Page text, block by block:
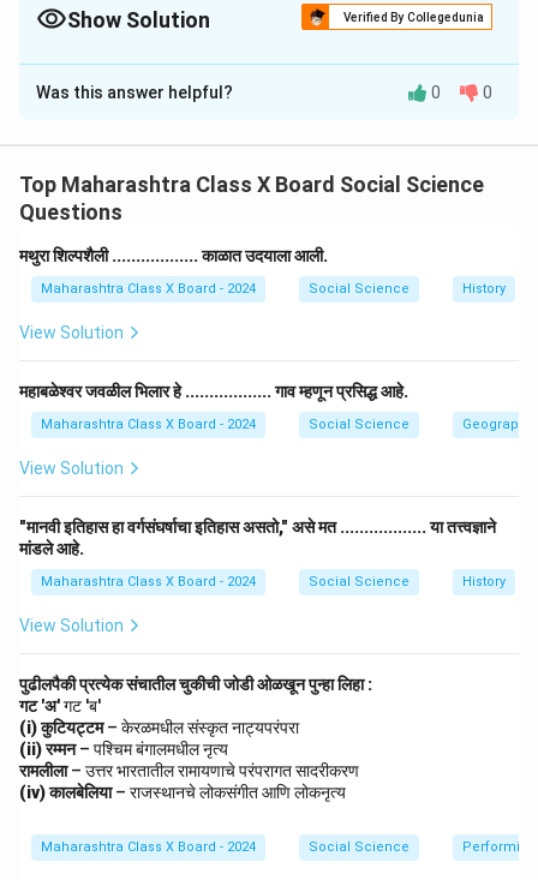
शोधून लिहा.Show Solution Verified By Collegedunia
Solution and Explanation
(1) 'हॉकीचे जादूगार' कोणाला म्हणतात?
(2) भारतात मेजर ध्यानचंद यांचा जन्मदिवस काय म्हणून साजरा केला
जातो?
उत्तर:उताऱ्यानुसार, भारतात मेजर ध्यानचंद यांचा जन्मदिवस (29
ऑगस्ट) 'राष्ट्रीय क्रीडा दिवस' म्हणून साजरा केला जातो.
लिहा.
उत्कृष्ट होती. उताऱ्यानुसार:
1928 आणि 1932 च्या ऑलिंपिकमध्ये सुवर्णपदक जिंकणाऱ्या
भारतीय हॉकी संघाचे ते सदस्य होते.
हॉकी संघाने सुवर्णपदक जिंकले.
अशाप्रकारे, त्यांनी सलग तीन ऑलिंपिकमध्ये भारताला सुवर्णपदक
मिळवून देण्यात मोलाचा वाटा उचलला.
Download Solution in PDF
Was this answer helpful? 0 0
Top Maharashtra Class X Board Social Science
Questions
मथुरा शिल्पशैली .................. काळात उदयाला आली.
Maharashtra Class X Board - 2024 Social Science History
View Solution
महाबळेश्वर जवळील भिलार हे .................. गाव म्हणून प्रसिद्ध आहे.
Maharashtra Class X Board - 2024 Social Science Geography
View Solution
"मानवी इतिहास हा वर्गसंघर्षाचा इतिहास असतो," असे मत .................. या तत्त्वज्ञाने
मांडले आहे.
Maharashtra Class X Board - 2024 Social Science History
View Solution
पुढीलपैकी प्रत्येक संचातील चुकीची जोडी ओळखून पुन्हा लिहा :
गट 'अ'गट 'ब'
(i) कुटियट्टम– केरळमधील संस्कृत नाट्यपरंपरा
(ii) रम्मन– पश्चिम बंगालमधील नृत्य
रामलीला– उत्तर भारतातील रामायणाचे परंपरागत सादरीकरण
(iv) कालबेलिया– राजस्थानचे लोकसंगीत आणि लोकनृत्य
Maharashtra Class X Board - 2024 Social Science Performing